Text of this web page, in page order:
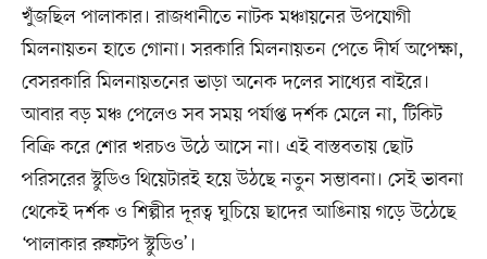
খুঁজছিল পালাকার। রাজধানীতে নাটক মঞ্চায়নের উপযোগী
মিলনায়তন হাতে গোনা। সরকারি মিলনায়তন পেতে দীর্ঘ অপেক্ষা,
বেসরকারি মিলনায়তনের ভাড়া অনেক দলের সাধ্যের বাইরে।
আবার বড় মঞ্চ পেলেও সব সময় পর্যাপ্ত দর্শক মেলে না, টিকিট
বিক্রি করে শোর খরচও উঠে আসে না। এই বাস্তবতায় ছোট
পরিসরের স্টুডিও থিয়েটারই হয়ে উঠছে নতুন সম্ভাবনা। সেই ভাবনা
থেকেই দর্শক ও শিল্পীর দূরত্ব ঘুচিয়ে ছাদের আঙিনায় গড়ে উঠেছে
‘পালাকার রুফটপ স্টুডিও’।